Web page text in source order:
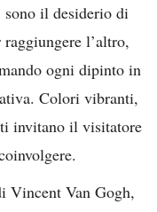
sono il desiderio di
l’altro,
ogni dipinto in
Colori vibranti,
invitano il visitatore
Vincent Van Gogh,